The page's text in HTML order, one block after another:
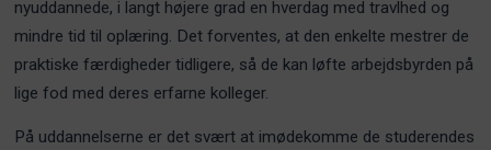
nyuddannede, i langt højere grad en hverdag med travlhed og
mindre tid til oplæring. Det forventes, at den enkelte mestrer de
praktiske færdigheder tidligere, så de kan løfte arbejdsbyrden på
lige fod med deres erfarne kolleger.
På uddannelserne er det svært at imødekomme de studerendes